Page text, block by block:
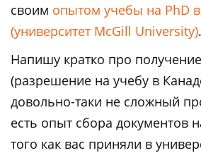
своим опытом учебы на PhD
(университет McGill University).
Напишу кратко про
(разрешение на учебу в
довольно-таки не сложный
есть опыт сбора документов
того как вас приняли в